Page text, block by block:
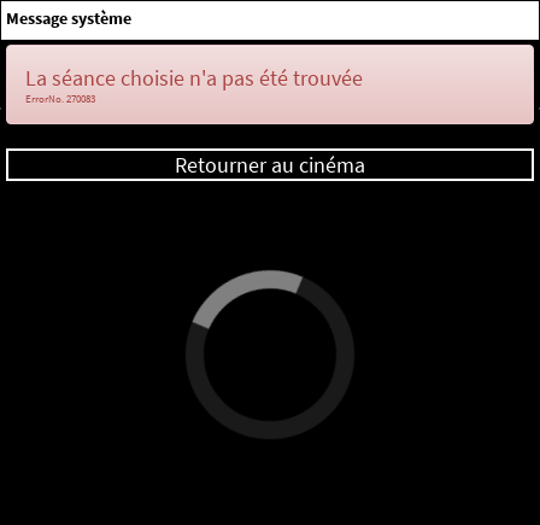
Message système
La séance choisie n'a pas été trouvée
ErrorNo. 270083
Retourner au cinéma